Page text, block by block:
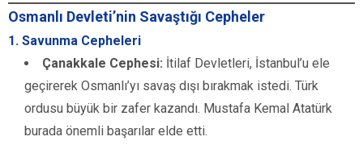
Osmanlı Devleti’nin Savaştığı Cepheler
1. Savunma Cepheleri
Çanakkale Cephesi: İtilaf Devletleri, İstanbul’u ele
geçirerek Osmanlı’yı savaş dışı bırakmak istedi. Türk
ordusu büyük bir zafer kazandı. Mustafa Kemal Atatürk
burada önemli başarılar elde etti.